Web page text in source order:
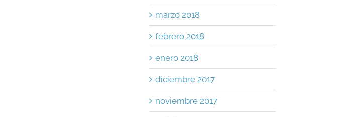
marzo 2018
febrero 2018
enero 2018
diciembre 2017
noviembre 2017